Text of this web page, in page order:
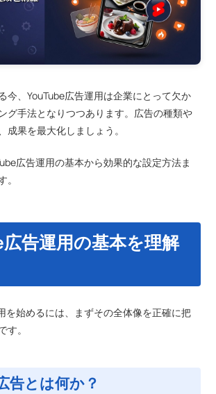
今、YouTube広告運用は企業にとって欠か
グ手法となりつつあります。広告の種類や
成果を最大化しましょう。
広告運用の基本から効果的な設定方法ま
告運用の基本を理解
を始めるには、まずその全体像を正確に把
す。
告とは何か？